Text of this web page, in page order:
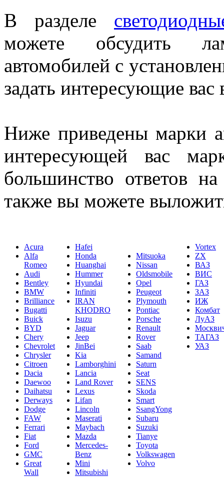
В разделе
можете обсудить
автомобилей с
задать интересующие
Ниже приведены марки
интересующей вас
большинство ответов
также вы можете
Acura
Alfa
Romeo
Audi
Bentley
BMW
Brilliance
Bugatti
Buick
BYD
Chery
Chevrolet
Chrysler
Citroen
Dacia
Daewoo
Daihatsu
Derways
Dodge
FAW
Ferrari
Fiat
Ford
GMC
Great
Wall
Hafei
Honda
Huanghai
Hummer
Hyundai
Infiniti
IRAN
KHODRO
Isuzu
Jaguar
Jeep
JinBei
Kia
Lamborghini
Lancia
Land Rover
Lexus
Lifan
Lincoln
Maserati
Maybach
Mazda
Mercedes-
Benz
Mini
Mitsubishi
Mitsuoka
Nissan
Oldsmobile
Opel
Peugeot
Plymouth
Pontiac
Porsche
Renault
Rover
Saab
Samand
Saturn
Seat
SENS
Skoda
Smart
SsangYong
Subaru
Suzuki
Tianye
Toyota
Volkswagen
Volvo
Vortex
ZX
ВАЗ
ВИС
ГАЗ
ЗАЗ
ИЖ
Комбат
ЛуАЗ
ТАГАЗ
УАЗ